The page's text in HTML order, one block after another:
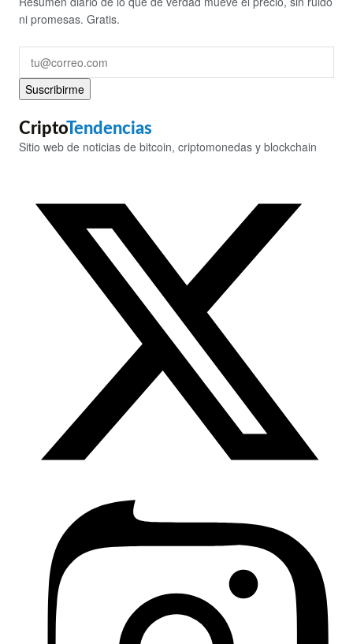
ni promesas. Gratis.
Suscribirme
CriptoTendencias
Sitio web de noticias de bitcoin, criptomonedas y blockchain